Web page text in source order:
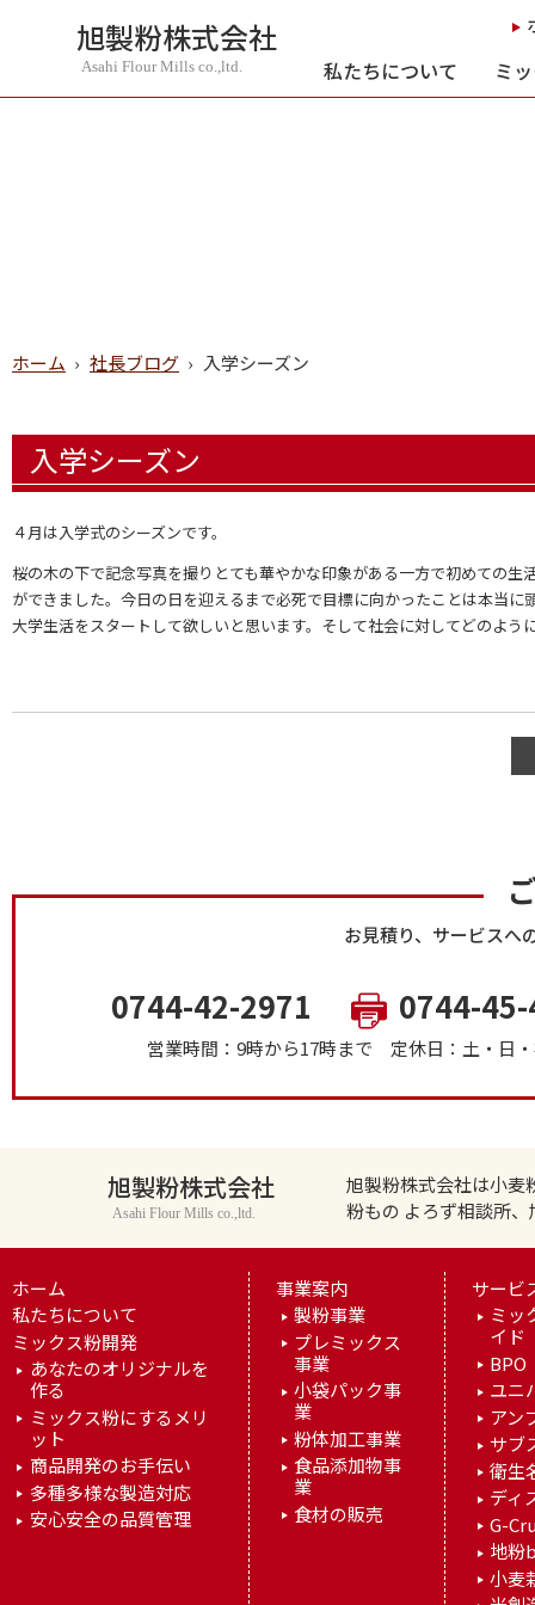
旭製粉株式会社
Asahi Flour Mills co.,ltd. 私たちについて ミ
ホーム › 社長ブログ › 入学シーズン
入学シーズン
４月は入学式のシーズンです。
桜の木の下で記念写真を撮りとても華やかな印象がある一方で初めての
ができました。今日の日を迎えるまで必死で目標に向かったことは本当
大学生活をスタートして欲しいと思います。そして社会に対してどのよ
お見積り、サービスへ
0744-42-2971 0744-
営業時間：9時から17時まで 定休日：土・日
旭製粉株式会社
Asahi Flour Mills co.,ltd.
旭製粉株式会社は小麦
粉もの よろず相談所
ホーム
私たちについて
ミックス粉開発
あなたのオリジナルを
作る
ミックス粉にするメリ
ット
商品開発のお手伝い
多種多様な製造対応
安心安全の品質管理
事業案内
製粉事業
プレミックス
事業
小袋パック事
業
粉体加工事業
食品添加物事
業
食材の販売
サービ
ミッ
イド
BPO
ユニ
アン
サブ
衛生
ディ
G-
地粉
小麦